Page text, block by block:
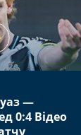
—
0:4 Відео